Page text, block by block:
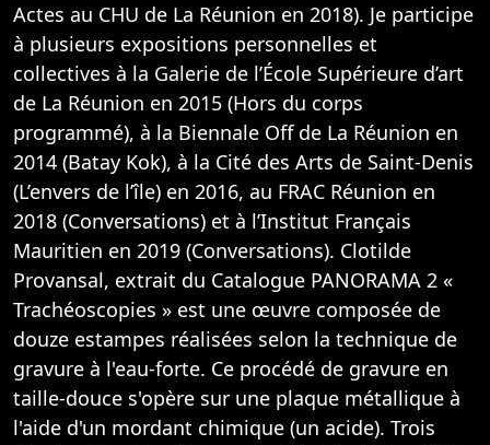
Actes au CHU de La Réunion en 2018). Je participe
à plusieurs expositions personnelles et
collectives à la Galerie de l’École Supérieure d’art
de La Réunion en 2015 (Hors du corps
programmé), à la Biennale Off de La Réunion en
2014 (Batay Kok), à la Cité des Arts de Saint-Denis
(L’envers de l’île) en 2016, au FRAC Réunion en
2018 (Conversations) et à l’Institut Français
Mauritien en 2019 (Conversations). Clotilde
Provansal, extrait du Catalogue PANORAMA 2 «
Trachéoscopies » est une œuvre composée de
douze estampes réalisées selon la technique de
gravure à l'eau-forte. Ce procédé de gravure en
taille-douce s'opère sur une plaque métallique à
l'aide d'un mordant chimique (un acide). Trois